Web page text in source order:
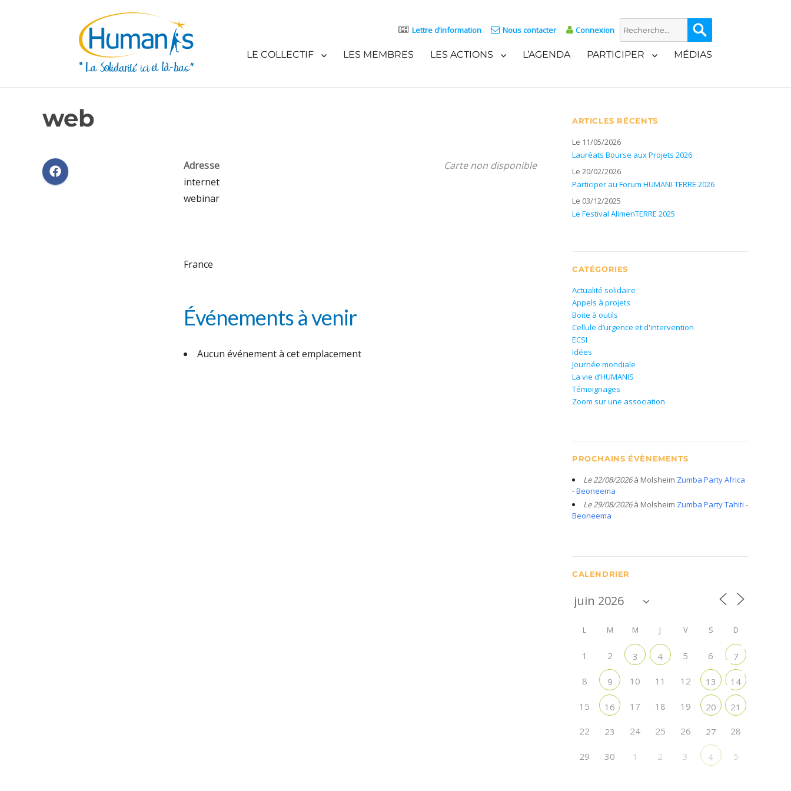
Lettre d’information Nous contacter Connexion
Recherche
pour :
LE COLLECTIF LES MEMBRES LES ACTIONS L’AGENDA PARTICIPER MÉDIAS
web
Carte non disponible
Adresse
internet
webinar
France
Événements à venir
Aucun événement à cet emplacement
ARTICLES RÉCENTS
Le 11/05/2026
Lauréats Bourse aux Projets 2026
Le 20/02/2026
Participer au Forum HUMANI-TERRE 2026
Le 03/12/2025
Le Festival AlimenTERRE 2025
CATÉGORIES
Actualité solidaire
Appels à projets
Boite à outils
Cellule d’urgence et d'intervention
ECSI
Idées
Journée mondiale
La vie d’HUMANIS
Témoignages
Zoom sur une association
PROCHAINS ÉVÈNEMENTS
Le 22/08/2026à Molsheim Zumba Party Africa
- Beoneema
Le 29/08/2026à Molsheim Zumba Party Tahiti -
Beoneema
CALENDRIER
L M M J V S D
1 2 3 4 5 6 7
8 9 10 11 12 13 14
15 16 17 18 19 20 21
22 23 24 25 26 27 28
29 30 1 2 3 4 5